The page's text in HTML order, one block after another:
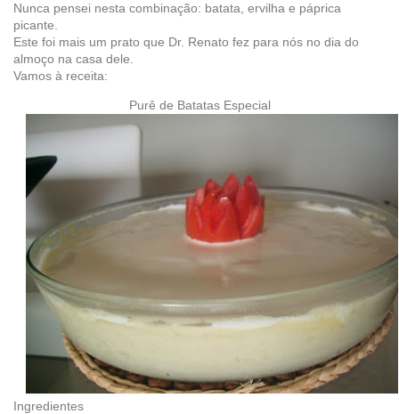
Nunca pensei nesta combinação: batata, ervilha e páprica
picante.
Este foi mais um prato que Dr. Renato fez para nós no dia do
almoço na casa dele.
Vamos à receita:
Purê de Batatas Especial
Ingredientes